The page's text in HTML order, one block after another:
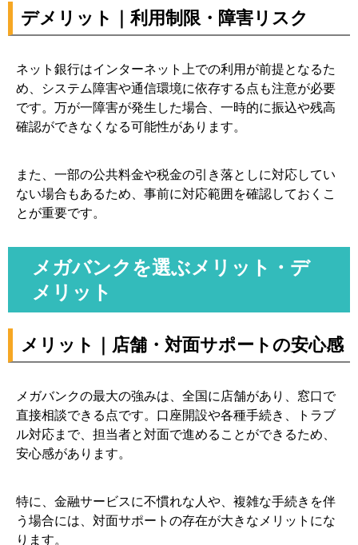
デメリット｜利用制限・障害リスク
ネット銀行はインターネット上での利用が前提となるた
め、システム障害や通信環境に依存する点も注意が必要
です。万が一障害が発生した場合、一時的に振込や残高
確認ができなくなる可能性があります。
また、一部の公共料金や税金の引き落としに対応してい
ない場合もあるため、事前に対応範囲を確認しておくこ
とが重要です。
メガバンクを選ぶメリット・デ
メリット
メリット｜店舗・対面サポートの安心感
メガバンクの最大の強みは、全国に店舗があり、窓口で
直接相談できる点です。口座開設や各種手続き、トラブ
ル対応まで、担当者と対面で進めることができるため、
安心感があります。
特に、金融サービスに不慣れな人や、複雑な手続きを伴
う場合には、対面サポートの存在が大きなメリットにな
ります。